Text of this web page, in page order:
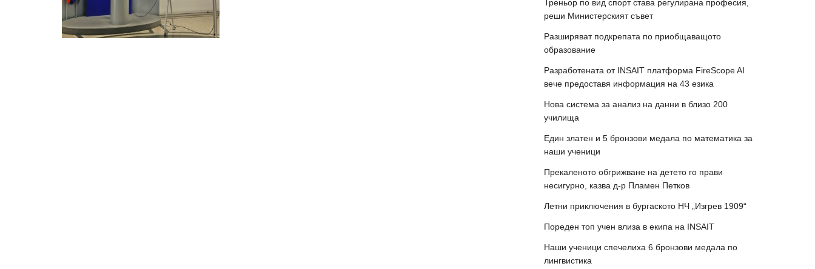
Треньор по вид спорт става регулирана професия,
реши Министерският съвет
Разширяват подкрепата по приобщаващото
образование
Разработената от INSAIT платформа FireScope AI
вече предоставя информация на 43 езика
Нова система за анализ на данни в близо 200
училища
Един златен и 5 бронзови медала по математика за
наши ученици
Прекаленото обгрижване на детето го прави
несигурно, казва д-р Пламен Петков
Летни приключения в бургаското НЧ „Изгрев 1909“
Пореден топ учен влиза в екипа на INSAIT
Наши ученици спечелиха 6 бронзови медала по
лингвистика